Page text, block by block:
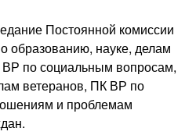
Постоянной комиссии
образованию, науке, делам
по социальным вопросам,
ветеранов, ПК ВР по
и проблемам